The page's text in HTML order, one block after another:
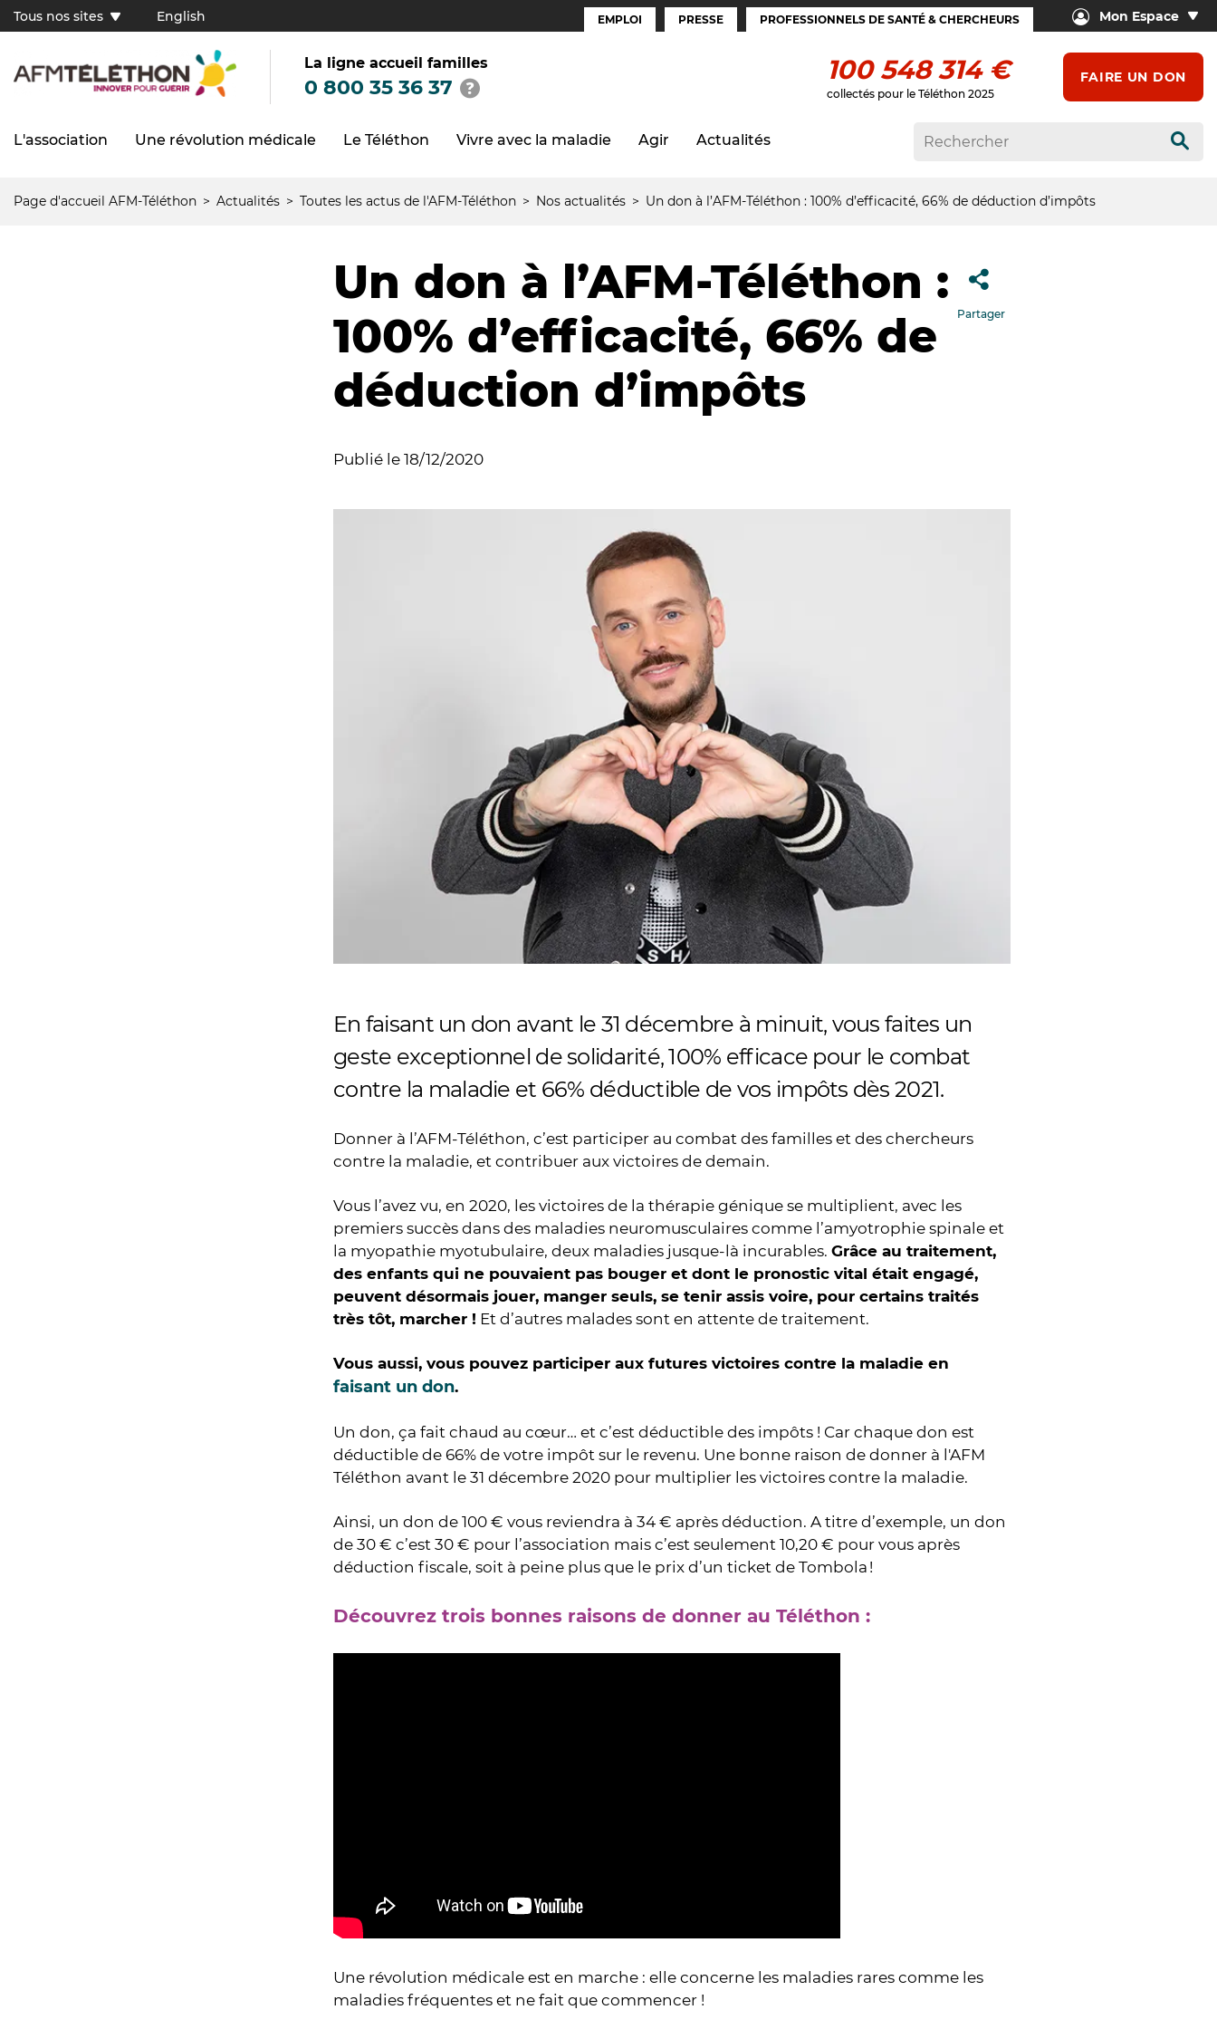
contenu
Tous
sites
(FR)
Tous nos sites English
Espaces
EMPLOI PRESSE PROFESSIONNELS DE SANTÉ & CHERCHEURS Mon Espace
La ligne accueil familles
0 800 35 36 37
100 548 314 €
collectés pour le Téléthon 2025
FAIRE UN DON
Navigation
L'association Une révolution médicale Le Téléthon Vivre avec la maladie Agir Actualités
Fil
Page d'accueil AFM-Téléthon Actualités Toutes les actus de l'AFM-Téléthon Nos actualités Un don à l’AFM-Téléthon : 100% d’efficacité, 66% de déduction d’impôts
Un don à l’AFM-Téléthon :
100% d’efficacité, 66% de
déduction d’impôts
Partager
Publié le 18/12/2020
En faisant un don avant le 31 décembre à minuit, vous faites un
geste exceptionnel de solidarité, 100% efficace pour le combat
contre la maladie et 66% déductible de vos impôts dès 2021.
Donner à l’AFM-Téléthon, c’est participer au combat des familles et des chercheurs
contre la maladie, et contribuer aux victoires de demain.
Vous l’avez vu, en 2020, les victoires de la thérapie génique se multiplient, avec les
premiers succès dans des maladies neuromusculaires comme l’amyotrophie spinale et
la myopathie myotubulaire, deux maladies jusque-là incurables. Grâce au traitement,
des enfants qui ne pouvaient pas bouger et dont le pronostic vital était engagé,
peuvent désormais jouer, manger seuls, se tenir assis voire, pour certains traités
très tôt, marcher ! Et d’autres malades sont en attente de traitement.
Vous aussi, vous pouvez participer aux futures victoires contre la maladie en
faisant un don.
Un don, ça fait chaud au cœur… et c’est déductible des impôts ! Car chaque don est
déductible de 66% de votre impôt sur le revenu. Une bonne raison de donner à l'AFM
Téléthon avant le 31 décembre 2020 pour multiplier les victoires contre la maladie.
Ainsi, un don de 100 € vous reviendra à 34 € après déduction. A titre d’exemple, un don
de 30 € c’est 30 € pour l’association mais c’est seulement 10,20 € pour vous après
déduction fiscale, soit à peine plus que le prix d’un ticket de Tombola !
Découvrez trois bonnes raisons de donner au Téléthon :
Une révolution médicale est en marche : elle concerne les maladies rares comme les
maladies fréquentes et ne fait que commencer !